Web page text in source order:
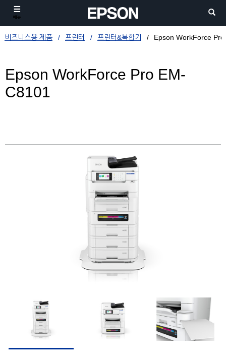
메뉴
비즈니스용 제품 프린터 프린터&복합기 Epson WorkForce
Epson WorkForce Pro EM-
C8101